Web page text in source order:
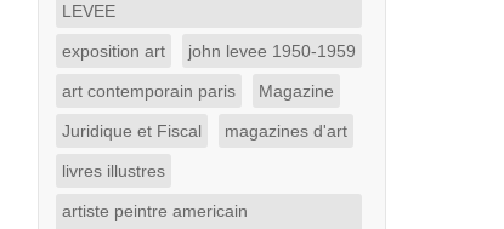
LEVEE
exposition art john levee 1950-1959
art contemporain paris Magazine
Juridique et Fiscal magazines d'art
livres illustres
artiste peintre americain